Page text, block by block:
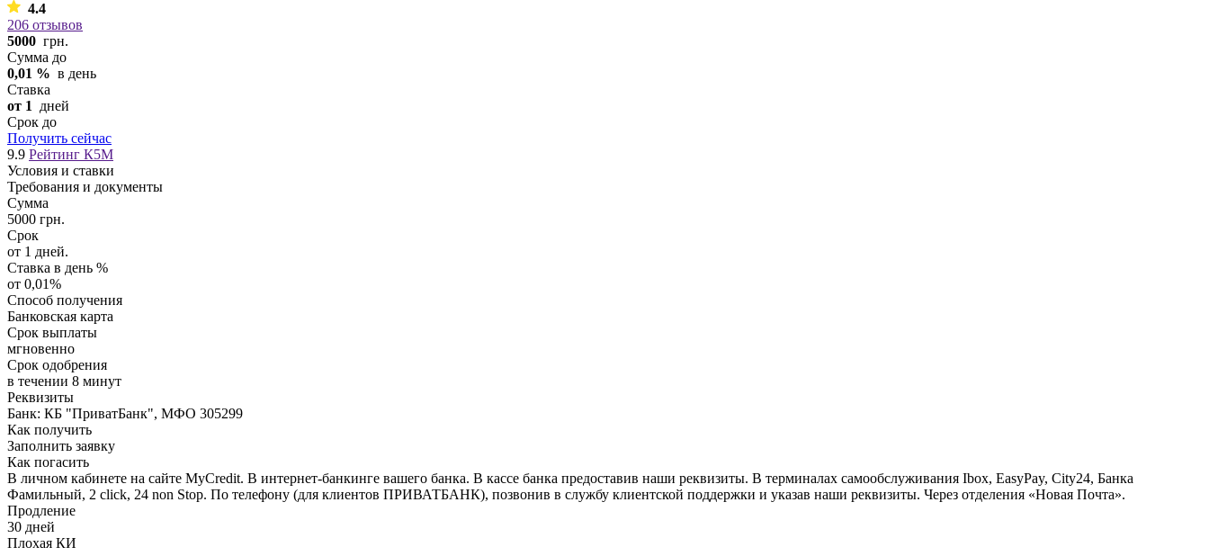
4.4
206 отзывов
5000 грн.
Сумма до
0,01 % в день
Ставка
от 1
дней
Срок до
Получить сейчас
9.9 Рейтинг К5М
Условия и ставки
Требования и документы
Сумма
5000 грн.
Срок
от 1 дней.
Ставка в день %
от 0,01%
Способ получения
Банковская карта
Срок выплаты
мгновенно
Срок одобрения
в течении 8 минут
Реквизиты
Банк: КБ "ПриватБанк", МФО 305299
Как получить
Заполнить заявку
Как погасить
В личном кабинете на сайте MyСredit. В интернет-банкинге вашего банка. В кассе банка предоставив наши реквизиты. В терминалах самообслуживания Ibox, EasyPay, City24, Банка
Фамильный, 2 click, 24 non Stop. По телефону (для клиентов ПРИВАТБАНК), позвонив в службу клиентской поддержки и указав наши реквизиты. Через отделения «Новая Почта».
Продление
30 дней
Плохая КИ